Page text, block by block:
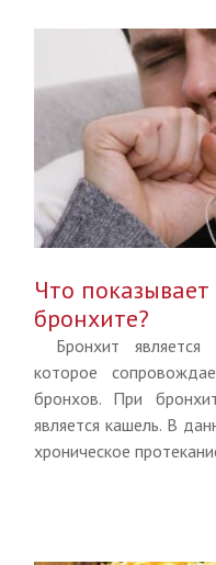
Что
бронхите?
Бронхит является
которое
бронхов. При
является кашель. В
хроническое